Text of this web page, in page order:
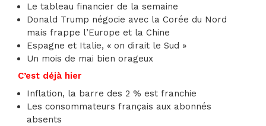
Le tableau financier de la semaine
Donald Trump négocie avec la Corée du Nord
mais frappe l’Europe et la Chine
Espagne et Italie, « on dirait le Sud »
Un mois de mai bien orageux
C’est déjà hier
Inflation, la barre des 2 % est franchie
Les consommateurs français aux abonnés
absents